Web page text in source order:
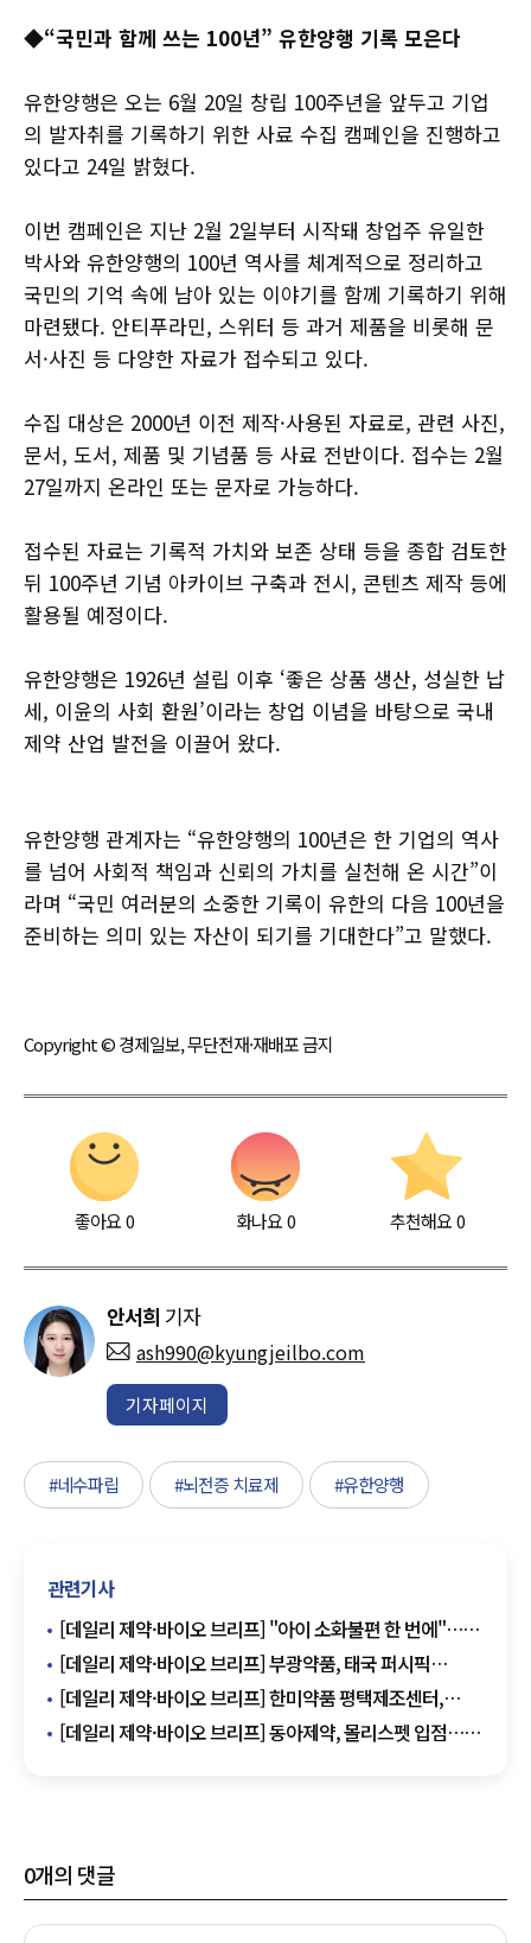
◆“국민과 함께 쓰는 100년” 유한양행 기록 모은다
유한양행은 오는 6월 20일 창립 100주년을 앞두고 기업
의 발자취를 기록하기 위한 사료 수집 캠페인을 진행하고
있다고 24일 밝혔다.
이번 캠페인은 지난 2월 2일부터 시작돼 창업주 유일한
박사와 유한양행의 100년 역사를 체계적으로 정리하고
국민의 기억 속에 남아 있는 이야기를 함께 기록하기 위해
마련됐다. 안티푸라민, 스위터 등 과거 제품을 비롯해 문
서·사진 등 다양한 자료가 접수되고 있다.
수집 대상은 2000년 이전 제작·사용된 자료로, 관련 사진,
문서, 도서, 제품 및 기념품 등 사료 전반이다. 접수는 2월
27일까지 온라인 또는 문자로 가능하다.
접수된 자료는 기록적 가치와 보존 상태 등을 종합 검토한
뒤 100주년 기념 아카이브 구축과 전시, 콘텐츠 제작 등에
활용될 예정이다.
유한양행은 1926년 설립 이후 ‘좋은 상품 생산, 성실한 납
세, 이윤의 사회 환원’이라는 창업 이념을 바탕으로 국내
제약 산업 발전을 이끌어 왔다.
유한양행 관계자는 “유한양행의 100년은 한 기업의 역사
를 넘어 사회적 책임과 신뢰의 가치를 실천해 온 시간”이
라며 “국민 여러분의 소중한 기록이 유한의 다음 100년을
준비하는 의미 있는 자산이 되기를 기대한다”고 말했다.
Copyright © 경제일보, 무단전재·재배포 금지
좋아요0 화나요0 추천해요 0
안서희 기자
ash990@kyungjeilbo.com
기자페이지
#네수파립 #뇌전증 치료제 #유한양행
관련기사
[데일리 제약·바이오 브리프] "아이 소화불편 한 번에"…
보령컨슈머헬스케어, 맑은초키즈시럽 선봬 外
[데일리 제약·바이오 브리프] 부광약품, 태국 퍼시픽
헬스케어와 공급 계약…동남아 공략 강화 外
[데일리 제약·바이오 브리프] ​​​​​​​한미약품 평택제조센터,
제약업계 최초 PSM 'P등급' 유지 外
[데일리 제약·바이오 브리프] ​​​​​​​동아제약, 몰리스펫 입점…
0개의 댓글